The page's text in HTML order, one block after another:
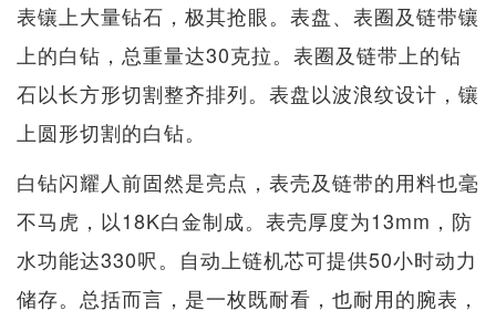
表镶上大量钻石，极其抢眼。表盘、表圈及链带镶
上的白钻，总重量达30克拉。表圈及链带上的钻
石以长方形切割整齐排列。表盘以波浪纹设计，镶
上圆形切割的白钻。
白钻闪耀人前固然是亮点，表壳及链带的用料也毫
不马虎，以18K白金制成。表壳厚度为13mm，防
水功能达330呎。自动上链机芯可提供50小时动力
储存。总括而言，是一枚既耐看，也耐用的腕表，